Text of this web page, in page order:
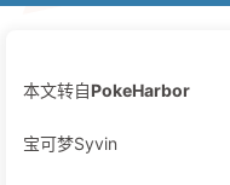
本文转自PokeHarbor
宝可梦Syvin